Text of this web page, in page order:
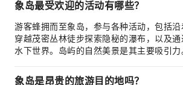
象岛最受欢迎的活动有哪些？
游客蜂拥而至象岛，参与各种活动，包括沿
穿越茂密丛林徒步探索隐秘的瀑布，以及
水下世界。岛屿的自然美景是其主要吸引力
象岛是昂贵的旅游目的地吗？